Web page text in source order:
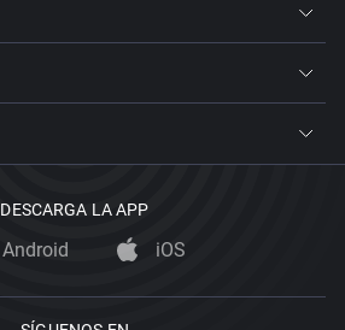
DESCARGA LA APP
Android iOS